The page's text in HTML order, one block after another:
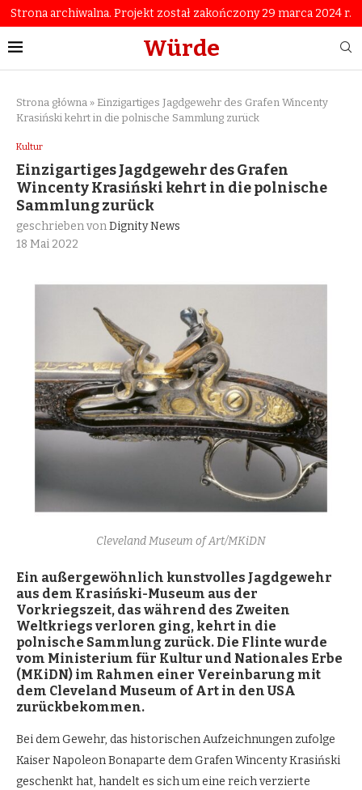
Strona archiwalna. Projekt został zakończony 29 marca 2024 r.
Würde
Strona główna » Einzigartiges Jagdgewehr des Grafen Wincenty
Krasiński kehrt in die polnische Sammlung zurück
Kultur
Einzigartiges Jagdgewehr des Grafen
Wincenty Krasiński kehrt in die polnische
Sammlung zurück
geschrieben vonDignity News
18 Mai 2022
Cleveland Museum of Art/MKiDN
Ein außergewöhnlich kunstvolles Jagdgewehr
aus dem Krasiński-Museum aus der
Vorkriegszeit, das während des Zweiten
Weltkriegs verloren ging, kehrt in die
polnische Sammlung zurück. Die Flinte wurde
vom Ministerium für Kultur und Nationales Erbe
(MKiDN) im Rahmen einer Vereinbarung mit
dem Cleveland Museum of Art in den USA
zurückbekommen.
Bei dem Gewehr, das historischen Aufzeichnungen zufolge
Kaiser Napoleon Bonaparte dem Grafen Wincenty Krasiński
geschenkt hat, handelt es sich um eine reich verzierte